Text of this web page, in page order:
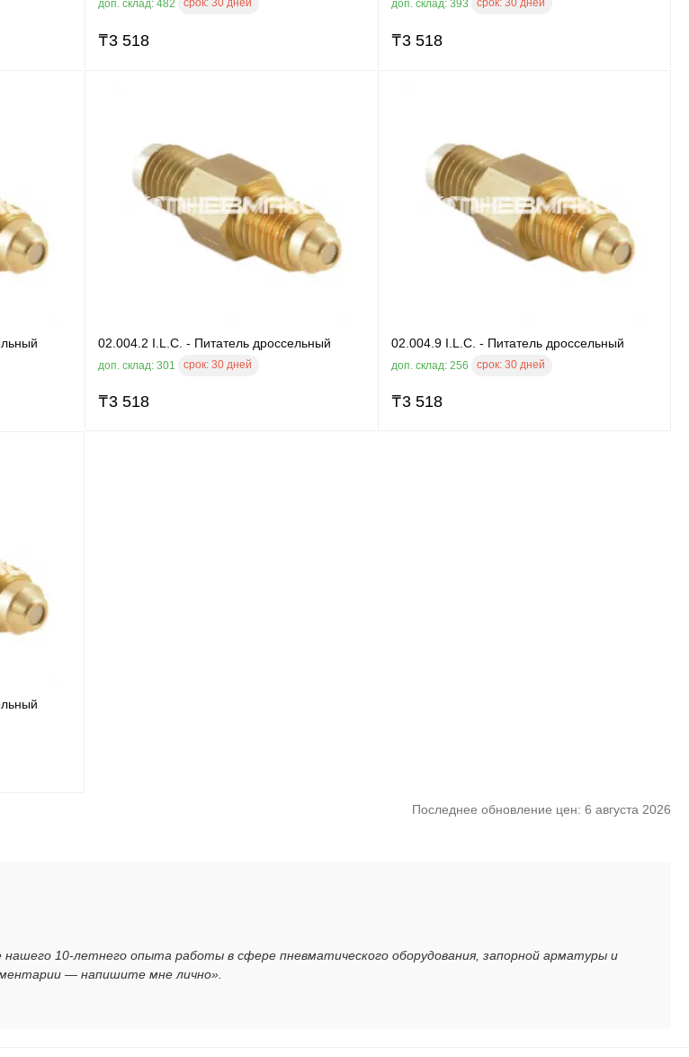
доп. склад: 482 срок: 30 дней
₸3 518
доп. склад: 393 срок: 30 дней
₸3 518
02.004.2 I.L.C. - Питатель дроссельный
доп. склад: 301 срок: 30 дней
₸3 518
02.004.9 I.L.C. - Питатель дроссельный
доп. склад: 256 срок: 30 дней
₸3 518
Последнее обновление цен: 6 августа 2026
10-летнего опыта работы в сфере пневматического оборудования, запорной арматуры и
— напишите мне лично».